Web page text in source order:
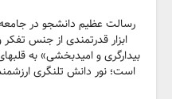
رسالت عظیم دانشجو در
ابزار قدرتمندی از جنس
بیدارگری و امیدبخشی» به
است؛ نور دانش تلنگری